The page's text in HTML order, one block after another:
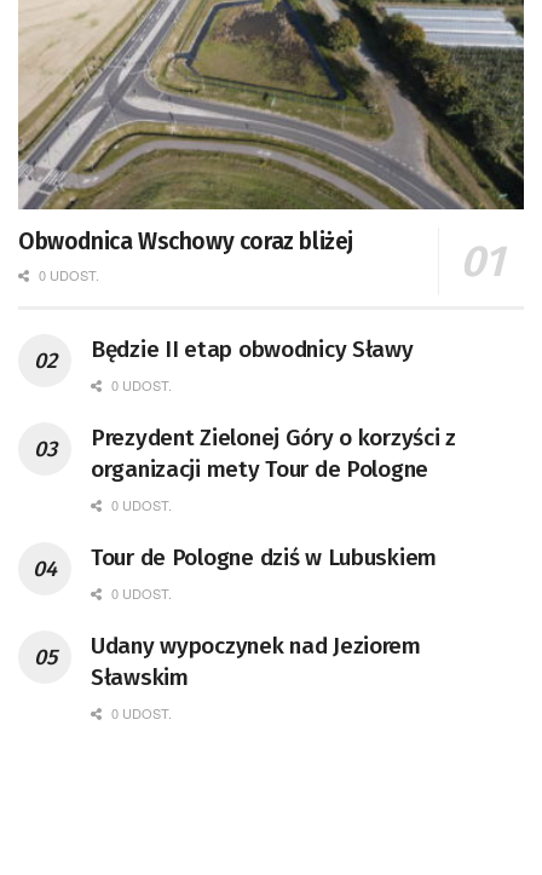
Obwodnica Wschowy coraz bliżej
0 UDOST.
Będzie II etap obwodnicy Sławy
0 UDOST.
Prezydent Zielonej Góry o korzyści z
organizacji mety Tour de Pologne
0 UDOST.
Tour de Pologne dziś w Lubuskiem
0 UDOST.
Udany wypoczynek nad Jeziorem
Sławskim
0 UDOST.